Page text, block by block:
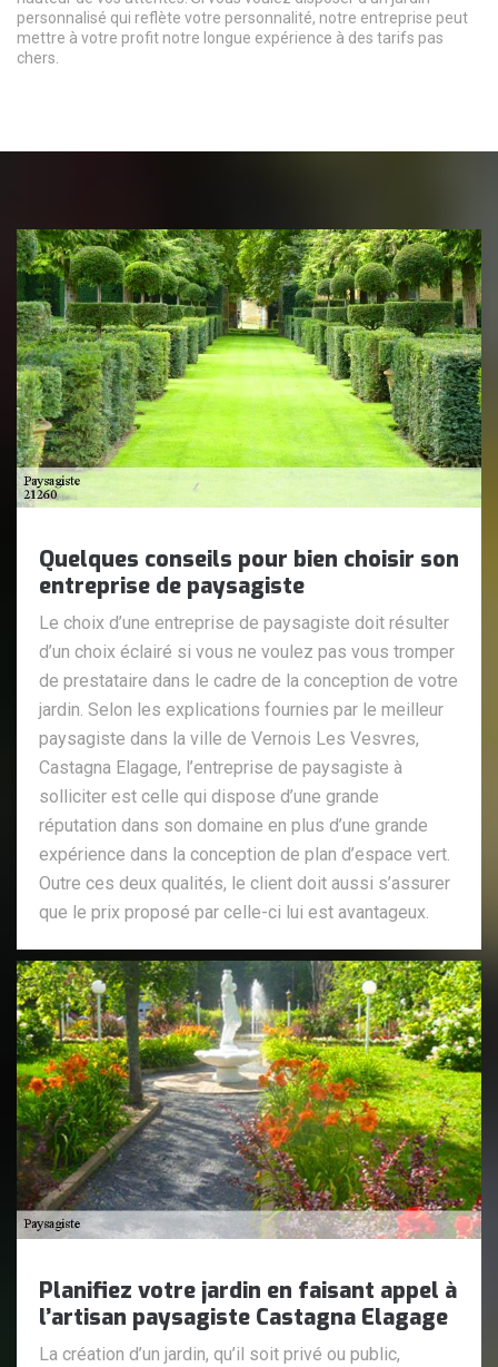
personnalisé qui reflète votre personnalité, notre entreprise peut
mettre à votre profit notre longue expérience à des tarifs pas
chers.
Quelques conseils pour bien choisir son
entreprise de paysagiste
Le choix d’une entreprise de paysagiste doit résulter
d’un choix éclairé si vous ne voulez pas vous tromper
de prestataire dans le cadre de la conception de votre
jardin. Selon les explications fournies par le meilleur
paysagiste dans la ville de Vernois Les Vesvres,
Castagna Elagage, l’entreprise de paysagiste à
solliciter est celle qui dispose d’une grande
réputation dans son domaine en plus d’une grande
expérience dans la conception de plan d’espace vert.
Outre ces deux qualités, le client doit aussi s’assurer
que le prix proposé par celle-ci lui est avantageux.
Planifiez votre jardin en faisant appel à
l’artisan paysagiste Castagna Elagage
La création d’un jardin, qu’il soit privé ou public,